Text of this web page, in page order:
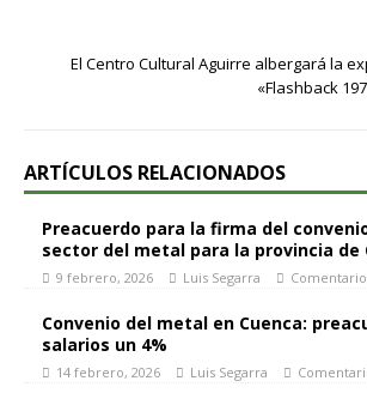
El Centro Cultural Aguirre albergará la
«Flashback
ARTÍCULOS RELACIONADOS
Preacuerdo para la firma del
sector del metal para la provincia de
9 febrero, 2026 Luis Segarra
Convenio del metal en Cuenca:
salarios un 4%
14 febrero, 2026 Luis Segarra